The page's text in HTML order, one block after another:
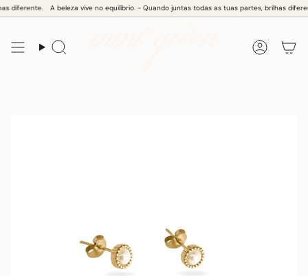
Skip
to
diferente. A beleza vive no equilíbrio. - Quando juntas todas as tuas partes, brilhas
Search